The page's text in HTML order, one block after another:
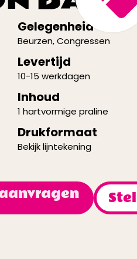
Gelegenheid
Beurzen,Congressen
Levertijd
10-15 werkdagen
Inhoud
1 hartvormige praline
Drukformaat
Bekijk lijntekening